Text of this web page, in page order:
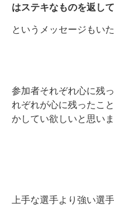
はステキなものを返し
というメッセージもい
参加者それぞれ心に残
れぞれが心に残ったこ
かしてい欲しいと思いま
上手な選手より強い選